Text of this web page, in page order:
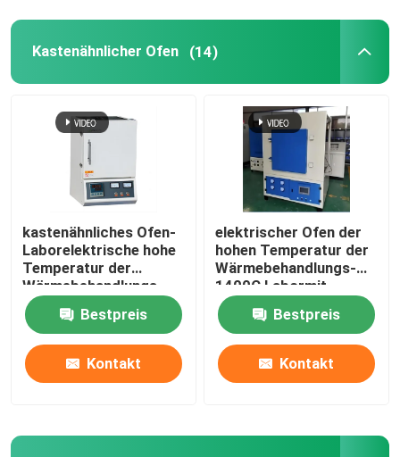
Hebeofen
Laufkatzenofen
Drehrohrofen
WasserstoffReduzierofen
Vakuumofen
Rollenherdbrennofen
Kastenähnlicher Ofen (14)
kastenähnliches Ofen-
Laborelektrische hohe
Temperatur der
Wärmebehandlungs-
1200C mit Widerstand-
Draht
Bestpreis
Kontakt
elektrischer Ofen der
hohen Temperatur der
Wärmebehandlungs-
1400C Labormit
Widerstand-Draht
Bestpreis
Kontakt